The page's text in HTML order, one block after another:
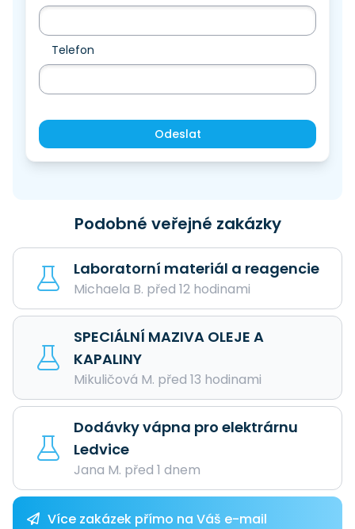
Telefon
Odeslat
Podobné veřejné zakázky
Laboratorní materiál a reagencie
Michaela B. před 12 hodinami
SPECIÁLNÍ MAZIVA OLEJE A
KAPALINY
Mikuličová M. před 13 hodinami
Dodávky vápna pro elektrárnu
Ledvice
Jana M. před 1 dnem
Více zakázek přímo na Váš e-mail